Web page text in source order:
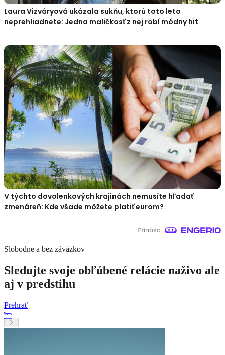
Laura Vizváryová ukázala sukňu, ktorú toto leto
neprehliadnete: Jedna maličkosť z nej robí módny hit
V týchto dovolenkových krajinách nemusíte hľadať
zmenáreň: Kde všade môžete platiť eurom?
Slobodne a bez záväzkov
Sledujte svoje obľúbené relácie naživo ale
aj v predstihu
Prehrať